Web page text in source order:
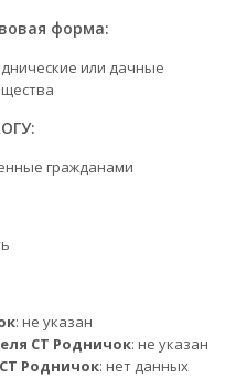
форма:
или дачные
гражданами
: не указан
СТ Родничок: не указан
Родничок: нет данных